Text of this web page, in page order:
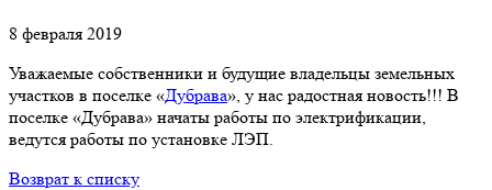
8 февраля 2019
Уважаемые собственники и будущие владельцы земельных
участков в поселке «Дубрава», у нас радостная новость!!! В
поселке «Дубрава» начаты работы по электрификации,
ведутся работы по установке ЛЭП.
Возврат к списку